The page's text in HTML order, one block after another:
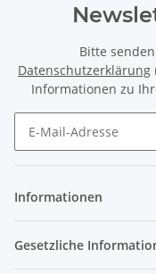
Bitte
Datenschutzerklärung
Informationen zu
Informationen
Gesetzliche